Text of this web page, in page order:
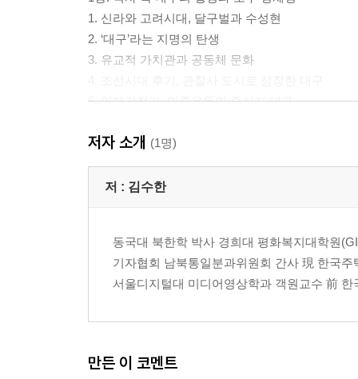
1. 신라와 고려시대, 달구벌과 수성현
2. ‘대구’라는 지명의 탄생
3. 유교적 가치관과 공동체 문화
5. 일제강점기, 민족운동의 중심지 대구
2장. 미군정기 대구 10.1 사건, 격동의 시작
1. 미군정기의 사회 혼란과 좌우 대립
4. 대구 10.1 사건이 지역사회에 미친 영향
5. 대구 시민사회의 변화와 반공 의식의 싹
6. 잊혀진 대구 10.1 사건, 국가적 추모 필요
2. 낙동강 전선과 생존 본능
저자 소개 (1명)
저 : 김수한
동국대 북한학 박사 경희대 평화복지대학원
기자협회 남북통일분과위원회 간사 現 한국
서울디지털대 미디어영상학과 객원교수 前
만든 이 코멘트